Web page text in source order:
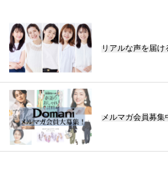
リアルな声を届
メルマガ会員募集